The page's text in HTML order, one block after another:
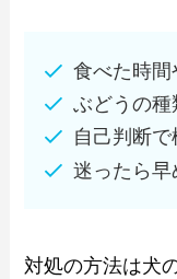
食べた時間
ぶどうの種
自己判断
迷ったら早
対処の方法は犬